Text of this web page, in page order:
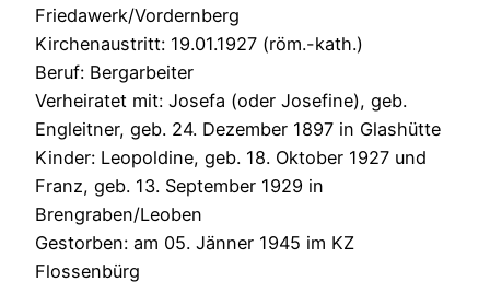
Friedawerk/Vordernberg
Kirchenaustritt: 19.01.1927 (röm.-kath.)
Beruf: Bergarbeiter
Verheiratet mit: Josefa (oder Josefine), geb.
Engleitner, geb. 24. Dezember 1897 in Glashütte
Kinder: Leopoldine, geb. 18. Oktober 1927 und
Franz, geb. 13. September 1929 in
Brengraben/Leoben
Gestorben: am 05. Jänner 1945 im KZ
Flossenbürg